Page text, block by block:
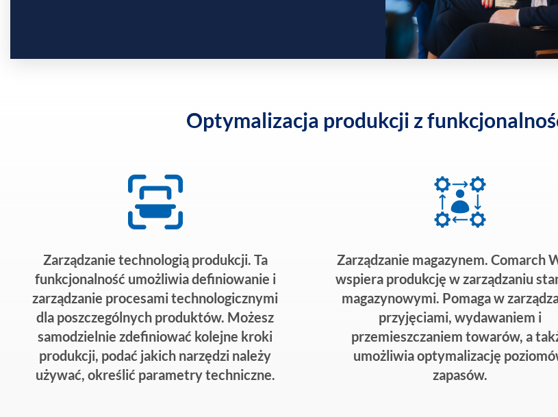
Optymalizacja produkcji z
Zarządzanie technologią produkcji. Ta
funkcjonalność umożliwia definiowanie i
zarządzanie procesami technologicznymi
dla poszczególnych produktów. Możesz
samodzielnie zdefiniować kolejne kroki
produkcji, podać jakich narzędzi należy
używać, określić parametry techniczne.
Zarządzanie magazynem. Comarch
wspiera produkcję w zarządzaniu
magazynowymi. Pomaga w
przyjęciami, wydawaniem i
przemieszczaniem towarów, a
umożliwia optymalizację
zapasów.